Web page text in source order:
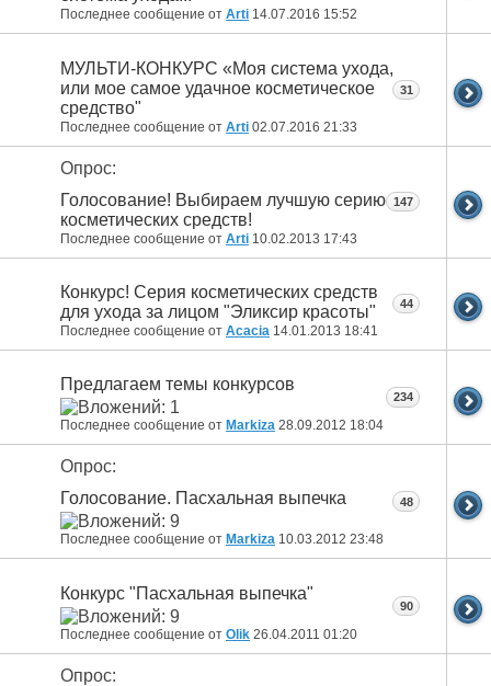
Последнее сообщение от Arti 14.07.2016 15:52
МУЛЬТИ-КОНКУРС «Моя система ухода,
или мое самое удачное косметическое
средство"
Последнее сообщение от Arti 02.07.2016 21:33
31
Опрос:
Голосование! Выбираем лучшую серию
косметических средств!
Последнее сообщение от Arti 10.02.2013 17:43
147
Конкурс! Серия косметических средств
для ухода за лицом "Эликсир красоты"
Последнее сообщение от Acacia 14.01.2013 18:41
44
Предлагаем темы конкурсов
Последнее сообщение от Markiza 28.09.2012 18:04
234
Опрос:
Голосование. Пасхальная выпечка
Последнее сообщение от Markiza 10.03.2012 23:48
48
Конкурс "Пасхальная выпечка"
Последнее сообщение от Olik 26.04.2011 01:20
90
Опрос: